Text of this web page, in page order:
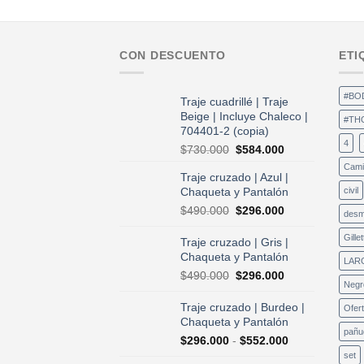
CON DESCUENTO
Traje cuadrillé | Traje
Beige | Incluye Chaleco |
704401-2 (copia)
$730.000 El
original
era:
$730.000.
$584.000El
actual
es:
$584.000.
Traje cruzado | Azul |
Chaqueta y Pantalón
$490.000 El
original
era:
$490.000.
$296.000El
actual
es:
Traje cruzado | Gris |
Chaqueta y Pantalón
$490.000 El
original
era:
$490.000.
$296.000El
actual
es:
Traje cruzado | Burdeo |
Chaqueta y Pantalón
$296.000 - $552.000Rango
4
civil
set